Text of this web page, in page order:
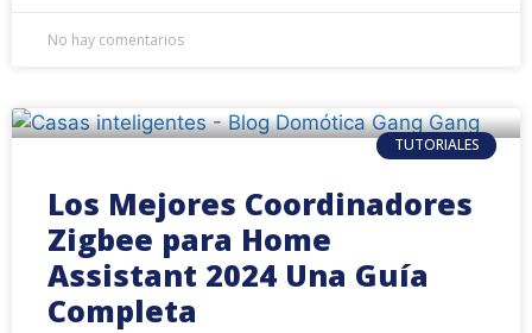
No hay comentarios
TUTORIALES
Los Mejores Coordinadores
Zigbee para Home
Assistant 2024 Una Guía
Completa